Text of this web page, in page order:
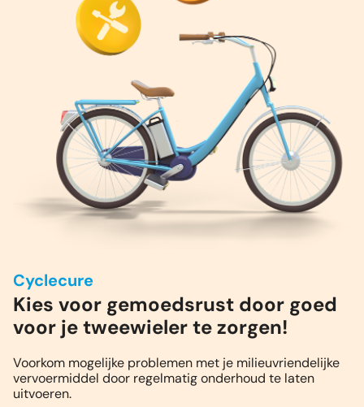
Cyclecure
Kies voor gemoedsrust door goed
voor je tweewieler te zorgen!
Voorkom mogelijke problemen met je milieuvriendelijke
vervoermiddel door regelmatig onderhoud te laten
uitvoeren.